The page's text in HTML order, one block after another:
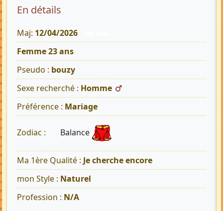
En détails
Maj: 12/04/2026
Femme 23 ans
Pseudo : bouzy
Sexe recherché : Homme
Préférence : Mariage
Zodiac : Balance
Ma 1ère Qualité : Je cherche encore
mon Style : Naturel
Profession : N/A